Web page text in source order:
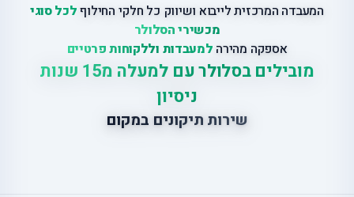
המעבדה המרכזית לייבוא ושיווק כל חלקי החילוףלכל סוגי
מכשירי הסלולר
אספקה מהירה למעבדות וללקוחות פרטיים
מובילים בסלולר עם למעלה מ15 שנות
ניסיון
שירות תיקונים במקום